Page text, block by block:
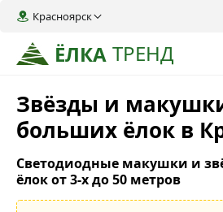
ЁЛКА ТРЕНД
Красноярск
Звёзды и
больших ёлок в
Светодиодные макушки и
ёлок от 3-х до 50 метров